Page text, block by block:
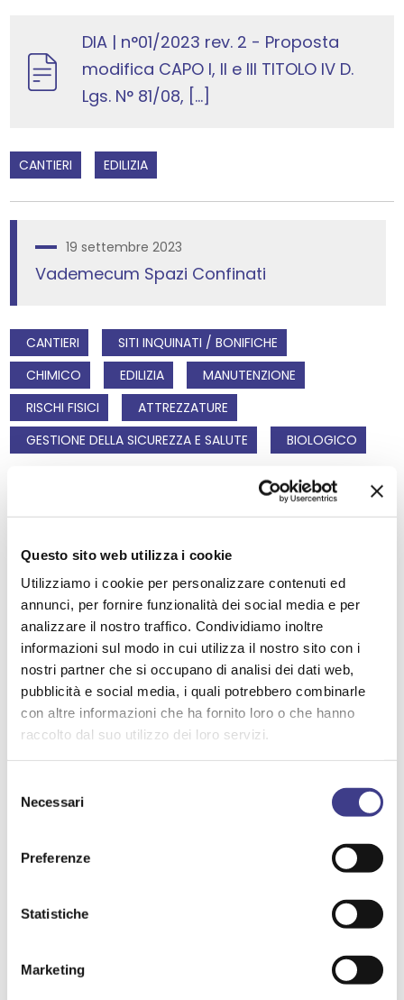
Questo sito web utilizza i cookie
Utilizziamo i cookie per personalizzare contenuti ed
annunci, per fornire funzionalità dei social media e per
analizzare il nostro traffico. Condividiamo inoltre
informazioni sul modo in cui utilizza il nostro sito con i
nostri partner che si occupano di analisi dei dati web,
pubblicità e social media, i quali potrebbero combinarle
con altre informazioni che ha fornito loro o che hanno
raccolto dal suo utilizzo dei loro servizi.
delNecessari
Preferenze
Statistiche
Marketing
DIA | n°01/2023 rev. 2 - Proposta
modifica CAPO I, II e III TITOLO IV D.
Lgs. N° 81/08, [...]
CANTIERI EDILIZIA
19 settembre 2023
Vademecum Spazi Confinati
CANTIERI
SITI INQUINATI / BONIFICHE
CHIMICO
EDILIZIA
MANUTENZIONE
RISCHI FISICI
ATTREZZATURE
GESTIONE DELLA SICUREZZA E SALUTE
BIOLOGICO
7 febbraio 2023
QNA n°14 | 2023 - Presenza di linee
elettriche interferenti col cantiere
CANTIERI
EDILIZIA
ASPETTI METODOLOGICI (VALUTAZIONE DEL RISCHIO,
ECC.)
ATTREZZATURE
SCOPRI I CORSI DI AIAS ACADEMY su questo